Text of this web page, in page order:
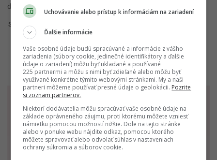
dokáže ľúbiť aj tvoje nedostatky. Vernosť a dôvera je ...
Simona Kertysová
TVOJ HOROSKOP
NA DNES - 06.08.2026
Uchovávanie alebo prístup k informáciám na zariadení
Ďalšie informácie
Vaše osobné údaje budú spracúvané a informácie z vášho
zariadenia (súbory cookie, jedinečné identifikátory a ďalšie
údaje o zariadení) môžu byť ukladané a používané
225 partnermi a môžu s nimi byť zdieľané alebo môžu byť
využívané konkrétne týmito webovými stránkami. My a naši
partneri môžeme používať presné údaje o geolokácii. Pozrite
si zoznam partnerov.
Niektorí dodávatelia môžu spracúvať vaše osobné údaje na
základe oprávneného záujmu, proti ktorému môžete vzniesť
námietku pomocou možností nižšie. Dole na tejto stránke
alebo v ponuke webu nájdite odkaz, pomocou ktorého
môžete spravovať alebo odvolať súhlas v nastaveniach
ochrany súkromia a súborov cookie.